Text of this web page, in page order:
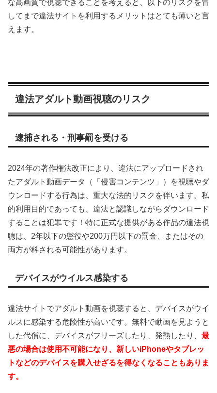
な高画質で視聴できることを考えると、以下のリスクを冒
してまで違法サイトを利用するメリットはとても薄いと言
えます。
違法アダルト動画視聴のリスク
逮捕される・刑事罰を受ける
2024年の著作権法改正により、違法にアップロードされ
たアダルト動画データ（「侵害コンテンツ」）を視聴やダ
ウンロードする行為は、重大な法的リスクを伴います。私
的利用目的であっても、違法と認識しながらダウンロード
することは犯罪です！特に正式な提供がある作品の違法視
聴は、2年以下の懲役や200万円以下の罰金、またはその
両方が科される可能性があります。
デバイスがウイルス感染する
違法サイトでアダルト動画を視聴すると、デバイスがウイ
ルスに感染する危険性が高いです。無料で動画を見ようと
した代償に、デバイスがフリーズしたり、発熱したり、 最
悪の場合は使用不可能になり、新しいiPhoneやタブレッ
トなどのデバイスを購入せざるを得なくなることもありま
す。